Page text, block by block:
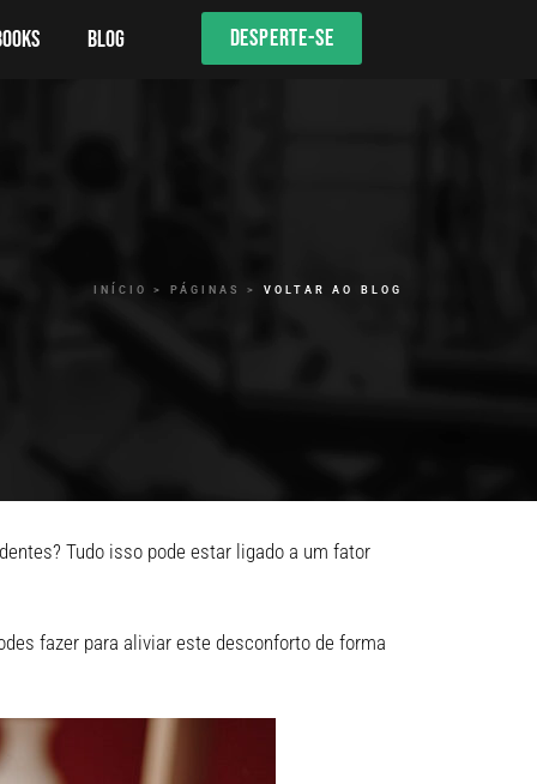
Blog DESPERTE-SE
INÍCIO > PÁGINAS > VOLTAR AO BLOG
Tudo isso pode estar ligado a um fator
fazer para aliviar este desconforto de forma